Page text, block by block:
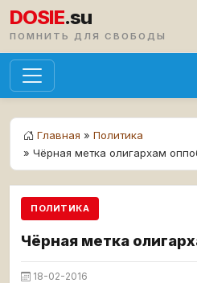
DOSIE.su
ПОМНИТЬ ДЛЯ СВОБОДЫ
Главная » Политика
» Чёрная метка олигархам
ПОЛИТИКА
Чёрная метка
18-02-2016